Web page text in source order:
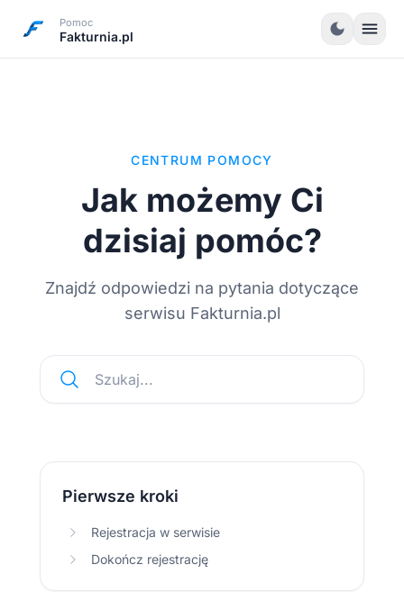
Pomoc
Fakturnia.pl dark_mode menu
CENTRUM POMOCY
Jak możemy Ci
dzisiaj pomóc?
Znajdź odpowiedzi na pytania dotyczące
serwisu Fakturnia.pl
Szukaj...
Pierwsze kroki
Rejestracja w serwisie
Dokończ rejestrację